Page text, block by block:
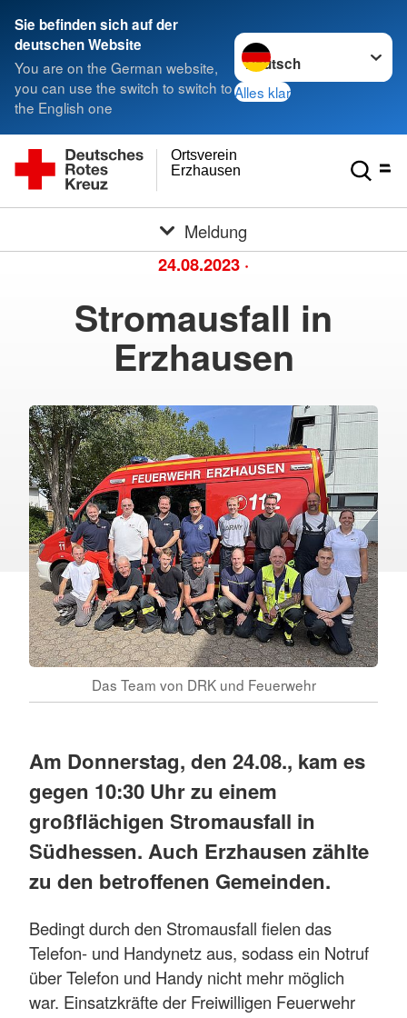
Sie befinden sich auf der
deutschen Website
You are on the German website,
you can use the switch to switch to
the English one
Sprache wechseln zu
Alles klar
Erzhausen
Ortsverein
Meldung
24.08.2023 ·
Stromausfall in
Erzhausen
Das Team von DRK und Feuerwehr
Am Donnerstag, den 24.08., kam es
gegen 10:30 Uhr zu einem
großflächigen Stromausfall in
Südhessen. Auch Erzhausen zählte
zu den betroffenen Gemeinden.
Bedingt durch den Stromausfall fielen das
Telefon- und Handynetz aus, sodass ein Notruf
über Telefon und Handy nicht mehr möglich
war. Einsatzkräfte der Freiwilligen Feuerwehr